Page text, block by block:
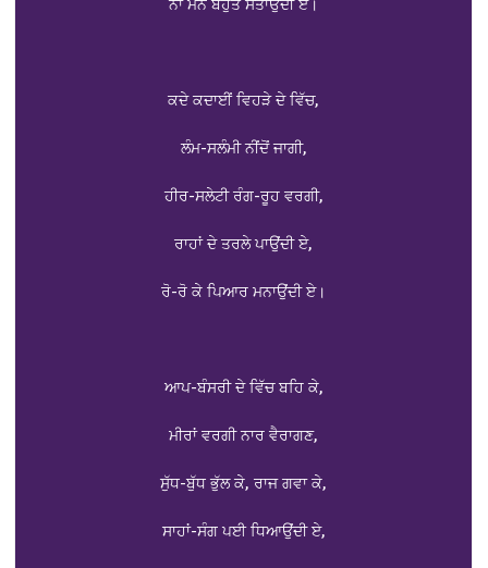
ਨਾ ਮੰਨੇਂ ਬਹੁਤ ਸਤਾਉਂਦੀ ਏ।
ਕਦੇ ਕਦਾਈਂ ਵਿਹੜੇ ਦੇ ਵਿੱਚ,
ਲੰਮ-ਸਲੰਮੀ ਨੀਂਦੋਂ ਜਾਗੀ,
ਹੀਰ-ਸਲੇਟੀ ਰੰਗ-ਰੂਹ ਵਰਗੀ,
ਰਾਹਾਂ ਦੇ ਤਰਲੇ ਪਾਉਂਦੀ ਏ,
ਰੋ-ਰੋ ਕੇ ਪਿਆਰ ਮਨਾਉਂਦੀ ਏ।
ਆਪ-ਬੰਸਰੀ ਦੇ ਵਿੱਚ ਬਹਿ ਕੇ,
ਮੀਰਾਂ ਵਰਗੀ ਨਾਰ ਵੈਰਾਗਣ,
ਸੁੱਧ-ਬੁੱਧ ਭੁੱਲ ਕੇ, ਰਾਜ ਗਵਾ ਕੇ,
ਸਾਹਾਂ-ਸੰਗ ਪਈ ਧਿਆਉਂਦੀ ਏ,